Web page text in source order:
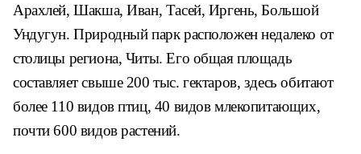
Арахлей, Шакша, Иван, Тасей, Иргень, Большой
Ундугун. Природный парк расположен недалеко от
столицы региона, Читы. Его общая площадь
составляет свыше 200 тыс. гектаров, здесь обитают
более 110 видов птиц, 40 видов млекопитающих,
почти 600 видов растений.